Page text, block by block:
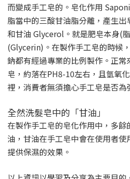
而變成手工皂的。皂化作用
脂當中的三酸甘油脂分離，產生出
和甘油 Glycerol。就是肥皂本身(
(Glycerin)。在製作手工皂的時候
鈉都有經過專業的比例製作。正
皂，約落在PH8-10左右，且氫氧
裡，消費者無須擔心手工皂是否為
全然洗髮皂中的「甘油」
在製作手工皂的皂化作用中，多
油，甘油在手工皂中會在使用者使
提供保濕的效果。